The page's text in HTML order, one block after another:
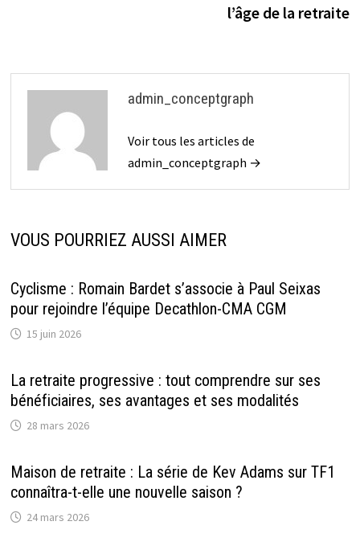
l’âge de la retraite
admin_conceptgraph
Voir tous les articles de
admin_conceptgraph →
VOUS POURRIEZ AUSSI AIMER
Cyclisme : Romain Bardet s’associe à Paul Seixas
pour rejoindre l’équipe Decathlon-CMA CGM
15 juin 2026
La retraite progressive : tout comprendre sur ses
bénéficiaires, ses avantages et ses modalités
28 mars 2026
Maison de retraite : La série de Kev Adams sur TF1
connaîtra-t-elle une nouvelle saison ?
24 mars 2026